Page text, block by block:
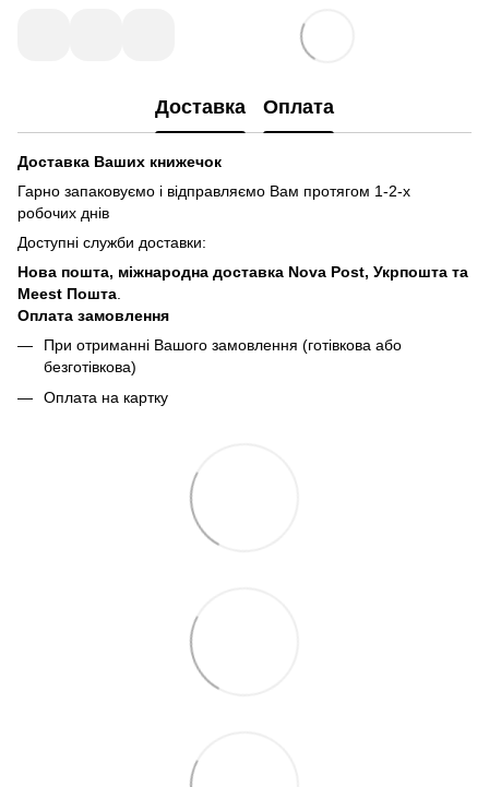
Доставка Оплата
Доставка Ваших книжечок
Гарно запаковуємо і відправляємо Вам протягом 1-2-х
робочих днів
Доступні служби доставки:
Нова пошта, міжнародна доставка Nova Post, Укрпошта та
Meest Пошта
Оплата замовлення
При отриманні Вашого замовлення (готівкова або
безготівкова)
Оплата на картку